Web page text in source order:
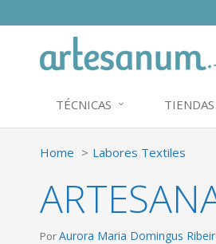
TÉCNICAS TIENDAS
Home Labores Textiles
PorAurora Maria Domingus